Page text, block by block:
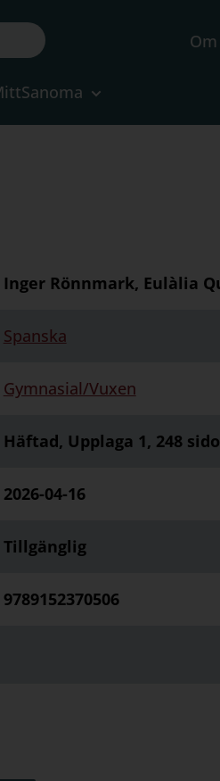
Inger Rönnmark, Eulàlia
Spanska
Gymnasial/Vuxen
Häftad, Upplaga 1, 248
2026-04-16
Tillgänglig
9789152370506